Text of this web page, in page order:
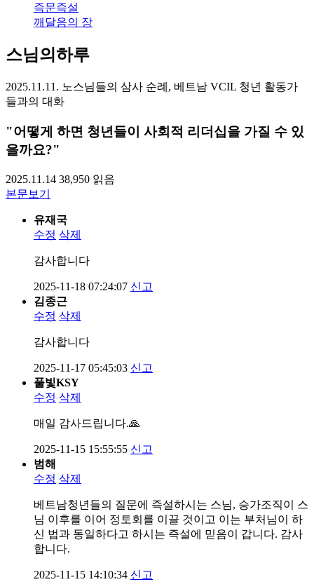
즉문즉설
깨달음의 장
스님의하루
2025.11.11. 노스님들의 삼사 순례, 베트남 VCIL 청년 활동가
들과의 대화
"어떻게 하면 청년들이 사회적 리더십을 가질 수 있
을까요?"
2025.11.14 38,950 읽음
본문보기
유재국
수정 삭제
감사합니다
2025-11-18 07:24:07 신고
김종근
수정 삭제
감사합니다
2025-11-17 05:45:03 신고
풀빛KSY
수정 삭제
매일 감사드립니다.🙏
2025-11-15 15:55:55 신고
범해
수정 삭제
베트남청년들의 질문에 즉설하시는 스님, 승가조직이 스
님 이후를 이어 정토회를 이끌 것이고 이는 부처님이 하
신 법과 동일하다고 하시는 즉설에 믿음이 갑니다. 감사
합니다.
2025-11-15 14:10:34 신고